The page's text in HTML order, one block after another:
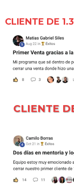
CLIENTE DE
CLIENTE